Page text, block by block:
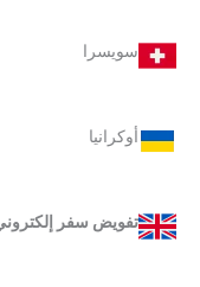
سويسرا
أوكرانيا
تفويض سفر إلكتروني